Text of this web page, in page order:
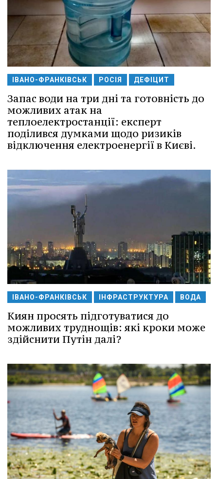
ІВАНО-ФРАНКІВСЬК РОСІЯ ДЕФІЦИТ
Запас води на три дні та готовність до
можливих атак на
теплоелектростанції: експерт
поділився думками щодо ризиків
відключення електроенергії в Києві.
ІВАНО-ФРАНКІВСЬК ІНФРАСТРУКТУРА ВОДА
Киян просять підготуватися до
можливих труднощів: які кроки може
здійснити Путін далі?